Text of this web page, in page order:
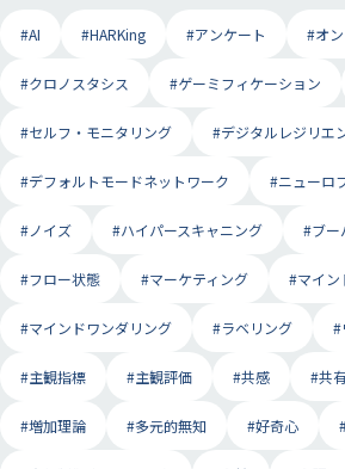
#AI #HARKing #アンケート #オ
#クロノスタシス #ゲーミフィケーション
#セルフ・モニタリング #デジタルレジリエ
#デフォルトモードネットワーク #ニューロ
#ノイズ #ハイパースキャニング #ブー
#フロー状態 #マーケティング #マイン
#マインドワンダリング #ラベリング #
#主観指標 #主観評価 #共感 #共
#増加理論 #多元的無知 #好奇心